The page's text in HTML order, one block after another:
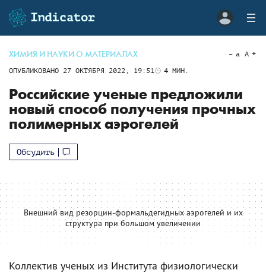
ХИМИЯ И НАУКИ О МАТЕРИАЛАХ
ОПУБЛИКОВАНО 27 ОКТЯБРЯ 2022, 19:51 4 МИН.
a A
Российские ученые предложили
новый способ получения прочных
полимерных аэрогелей
Обсудить
Внешний вид резорцин-формальдегидных аэрогелей и их
структура при большом увеличении
Коллектив ученых из Института физиологически